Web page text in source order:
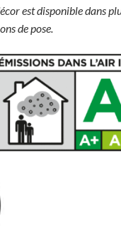
est disponible dans
de pose.